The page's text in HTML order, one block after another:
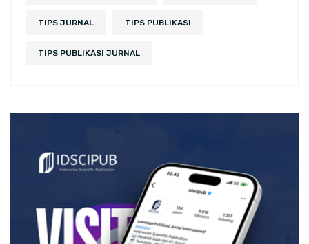
TIPS JURNAL TIPS PUBLIKASI
TIPS PUBLIKASI JURNAL